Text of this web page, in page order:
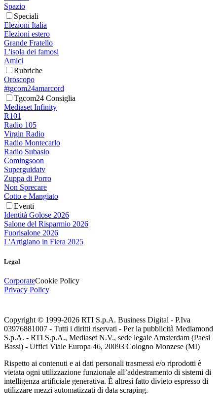
Spazio
Speciali
Elezioni Italia
Elezioni estero
Grande Fratello
L'isola dei famosi
Amici
Rubriche
Oroscopo
#tgcom24amarcord
Tgcom24 Consiglia
Mediaset Infinity
R101
Radio 105
Virgin Radio
Radio Montecarlo
Radio Subasio
Comingsoon
Superguidatv
Zuppa di Porro
Non Sprecare
Cotto e Mangiato
Eventi
Identità Golose 2026
Salone del Risparmio 2026
Fuorisalone 2026
L'Artigiano in Fiera 2025
Legal
CorporateCookie Policy
Privacy Policy
Copyright © 1999-2026 RTI S.p.A. Business Digital - P.Iva
03976881007 - Tutti i diritti riservati - Per la pubblicità Mediamond
S.p.A. - RTI S.p.A., Mediaset N.V., sede legale Amsterdam (Paesi
Bassi) - Uffici Viale Europa 46, 20093 Cologno Monzese (MI)
Rispetto ai contenuti e ai dati personali trasmessi e/o riprodotti è
vietata ogni utilizzazione funzionale all’addestramento di sistemi di
intelligenza artificiale generativa. È altresì fatto divieto espresso di
utilizzare mezzi automatizzati di data scraping.